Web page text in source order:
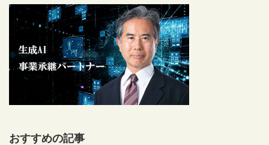
おすすめの記事